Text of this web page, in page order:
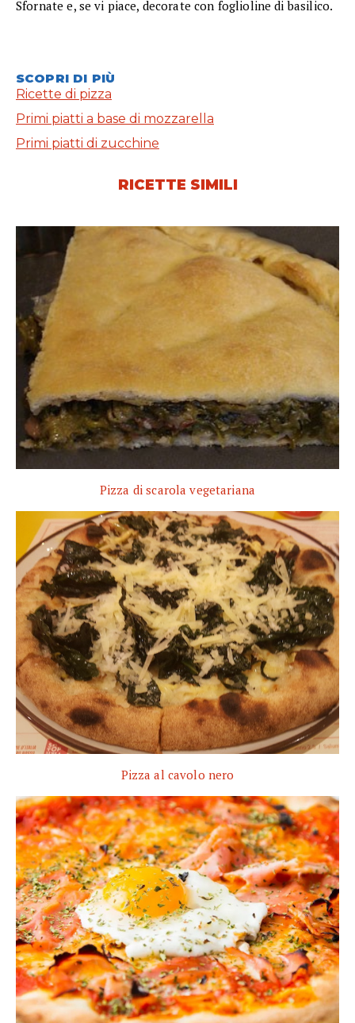
Sfornate e, se vi piace, decorate con foglioline di basilico.
SCOPRI DI PIÙ
Ricette di pizza
Primi piatti a base di mozzarella
Primi piatti di zucchine
RICETTE SIMILI
Pizza di scarola vegetariana
Pizza al cavolo nero